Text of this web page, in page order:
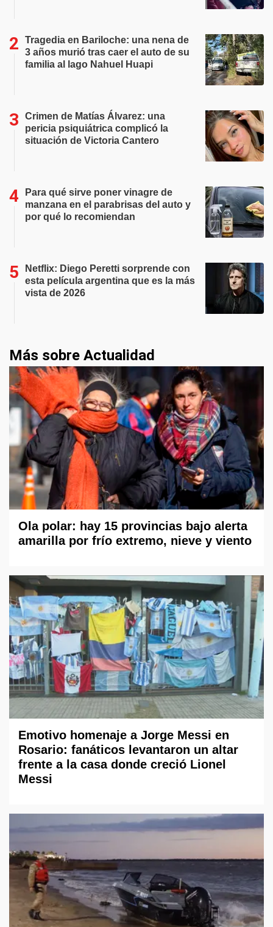
Tragedia en Bariloche: una nena de
3 años murió tras caer el auto de su
familia al lago Nahuel Huapi
Crimen de Matías Álvarez: una
pericia psiquiátrica complicó la
situación de Victoria Cantero
Para qué sirve poner vinagre de
manzana en el parabrisas del auto y
por qué lo recomiendan
Netflix: Diego Peretti sorprende con
esta película argentina que es la más
vista de 2026
Más sobre Actualidad
Ola polar: hay 15 provincias bajo alerta
amarilla por frío extremo, nieve y viento
Emotivo homenaje a Jorge Messi en
Rosario: fanáticos levantaron un altar
frente a la casa donde creció Lionel
Messi